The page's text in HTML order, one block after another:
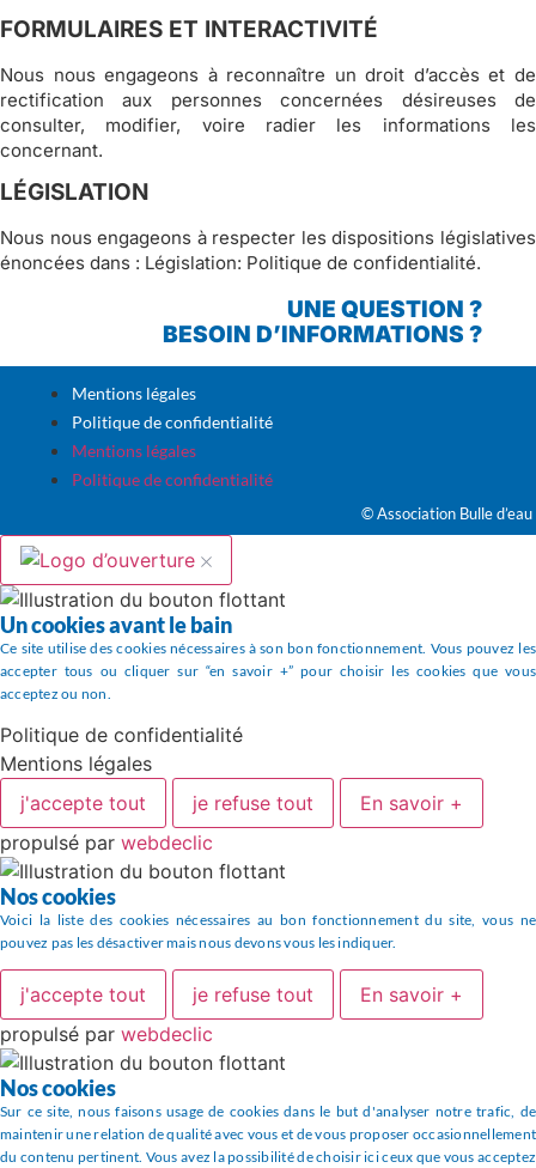
FORMULAIRES ET INTERACTIVITÉ
Nous nous engageons à reconnaître un droit d’accès et de
rectification aux personnes concernées désireuses de
consulter, modifier, voire radier les informations les
concernant.
LÉGISLATION
Nous nous engageons à respecter les dispositions législatives
énoncées dans : Législation: Politique de confidentialité.
UNE QUESTION ?
BESOIN D’INFORMATIONS ?
Mentions légales
Politique de confidentialité
Mentions légales
Politique de confidentialité
© Association Bulle d’eau
Un cookies avant le bain
Ce site utilise des cookies nécessaires à son bon fonctionnement. Vous pouvez les
accepter tous ou cliquer sur “en savoir +” pour choisir les cookies que vous
acceptez ou non.
Politique de confidentialité
Mentions légales
j'accepte tout
je refuse tout
En savoir +
propulsé par webdeclic
Nos cookies
Voici la liste des cookies nécessaires au bon fonctionnement du site, vous ne
pouvez pas les désactiver mais nous devons vous les indiquer.
j'accepte tout je refuse tout
En savoir +
propulsé par webdeclic
Nos cookies
Sur ce site, nous faisons usage de cookies dans le but d'analyser notre trafic, de
maintenir une relation de qualité avec vous et de vous proposer occasionnellement
du contenu pertinent. Vous avez la possibilité de choisir ici ceux que vous acceptez